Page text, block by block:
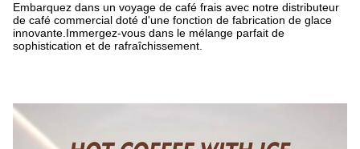
Embarquez dans un voyage de café frais avec notre distributeur
de café commercial doté d'une fonction de fabrication de glace
innovante.Immergez-vous dans le mélange parfait de
sophistication et de rafraîchissement.